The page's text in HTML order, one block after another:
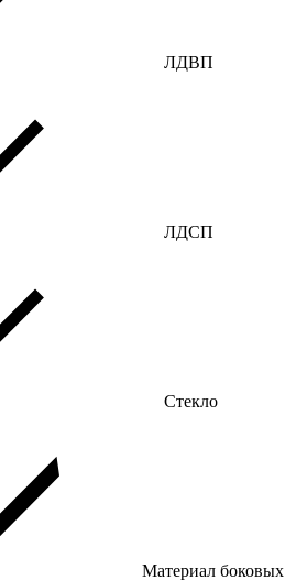
ЛДВП
ЛДСП
Стекло
Материал боковых